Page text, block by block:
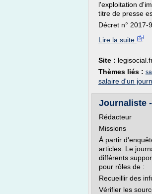
l'exploitation
titre de presse
Décret n° 2017-
Lire la suite
Site :
Thèmes liés :
salaire d'un
Journaliste
Rédacteur
Missions
À partir
articles. Le
différents
pour rôles de :
Recueillir des
Vérifier les